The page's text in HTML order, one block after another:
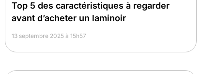
Top 5 des caractéristiques à regarder
avant d’acheter un laminoir
13 septembre 2025 à 15h57